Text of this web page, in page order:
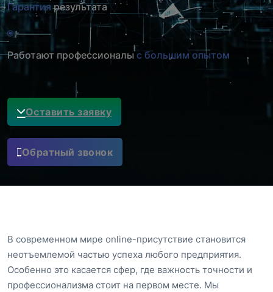
Гарантиярезультата
Работают профессионалыс большим опытом
Оставить заявку
Обратный звонок
В современном мире online-присутствие становится
неотъемлемой частью успеха любого предприятия.
Особенно это касается сфер, где важность точности и
профессионализма стоит на первом месте. Мы